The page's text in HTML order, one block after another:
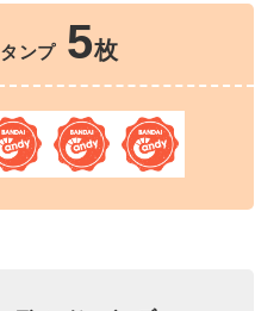
ンプ 5枚